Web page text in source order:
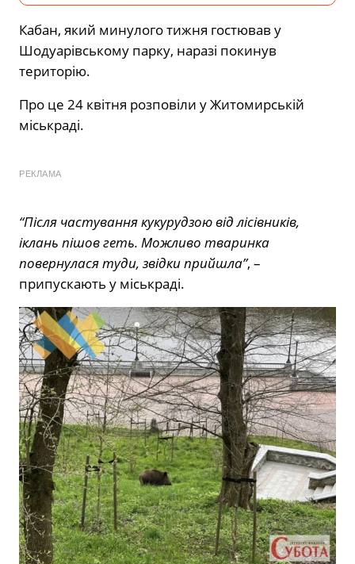
Кабан, який минулого тижня гостював у
Шодуарівському парку, наразі покинув
територію.
Про це 24 квітня розповіли у Житомирській
міськраді.
РЕКЛАМА
“Після частування кукурудзою від лісівників,
іклань пішов геть. Можливо тваринка
повернулася туди, звідки прийшла”, –
припускають у міськраді.